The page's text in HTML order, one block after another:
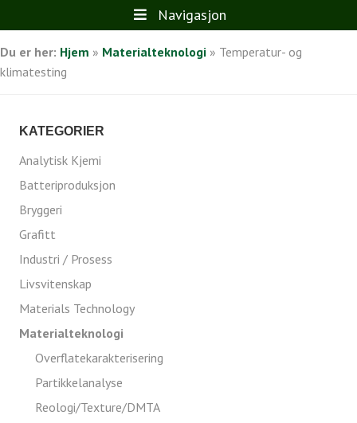
Navigasjon
Du er her: Hjem » Materialteknologi » Temperatur- og
klimatesting
KATEGORIER
Analytisk Kjemi
Batteriproduksjon
Bryggeri
Grafitt
Industri / Prosess
Livsvitenskap
Materials Technology
Materialteknologi
Overflatekarakterisering
Partikkelanalyse
Reologi/Texture/DMTA